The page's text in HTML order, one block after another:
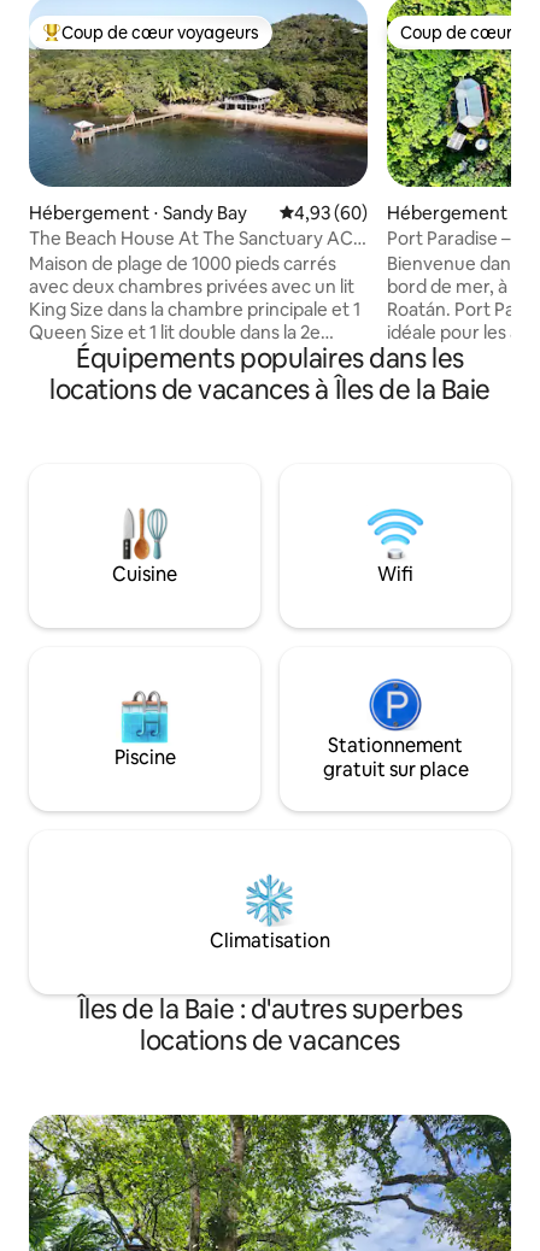
Coups de cœur voyageurs les plus appréciés
Coup de cœur voyageurs
Hébergement ⋅ Sandy Bay Évaluation moyenne sur la
4,93 (60)
The Beach House At The Sanctuary AC
Dock Kayak (maison de plage)
Maison de plage de 1000 pieds carrés
avec deux chambres privées avec un lit
King Size dans la chambre principale et 1
Queen Size et 1 lit double dans la 2e
chambre, et deux salles de bains. Il y a
aussi deux canapés convertibles dans le
séjour, ce qui fait 5 couchages dans les
couchers de soleil de Sandy Bay. *
Remarque : nous exigeons un séjour
minimum de 5 nuits en haute saison, qui
commence fin novembre et se termine
les réservations en basse saison
Coup de cœur
Coup de cœur
Hébergement ⋅
Port Paradise –
plage privée et
Bienvenue dans
bord de mer, à
Roatán. Port
idéale pour les
offre un accès
plongée sous-
d’exception près
de la
Fi rapide, d'une
et de conseils
une aventure
saisonnières⭑
Équipements populaires dans les
locations de vacances à Îles de la Baie
Cuisine Wifi
Piscine
Stationnement
gratuit sur place
Climatisation
Îles de la Baie : d'autres superbes
locations de vacances